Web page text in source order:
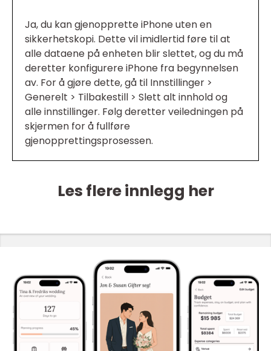
Ja, du kan gjenopprette iPhone uten en
sikkerhetskopi. Dette vil imidlertid føre til at
alle dataene på enheten blir slettet, og du må
deretter konfigurere iPhone fra begynnelsen
av. For å gjøre dette, gå til Innstillinger >
Generelt > Tilbakestill > Slett alt innhold og
alle innstillinger. Følg deretter veiledningen på
skjermen for å fullføre
gjenopprettingsprosessen.
Les flere innlegg her